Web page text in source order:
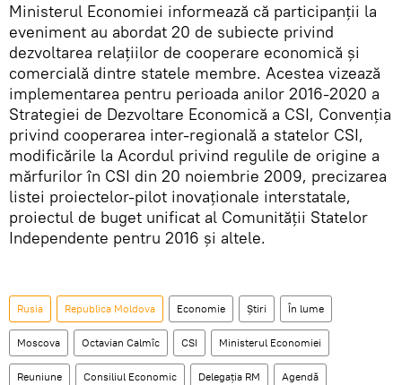
Ministerul Economiei informează că participanţii la
eveniment au abordat 20 de subiecte privind
dezvoltarea relaţiilor de cooperare economică și
comercială dintre statele membre. Acestea vizează
implementarea pentru perioada anilor 2016-2020 a
Strategiei de Dezvoltare Economică a CSI, Convenția
privind cooperarea inter-regională a statelor CSI,
modificările la Acordul privind regulile de origine a
mărfurilor în CSI din 20 noiembrie 2009, precizarea
listei proiectelor-pilot inovaționale interstatale,
proiectul de buget unificat al Comunității Statelor
Independente pentru 2016 şi altele.
Rusia Republica Moldova Economie Știri În lume
Moscova Octavian Calmîc CSI Ministerul Economiei
Reuniune Consiliul Economic Delegaţia RM Agendă